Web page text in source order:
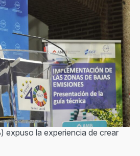
expuso la experiencia de crear